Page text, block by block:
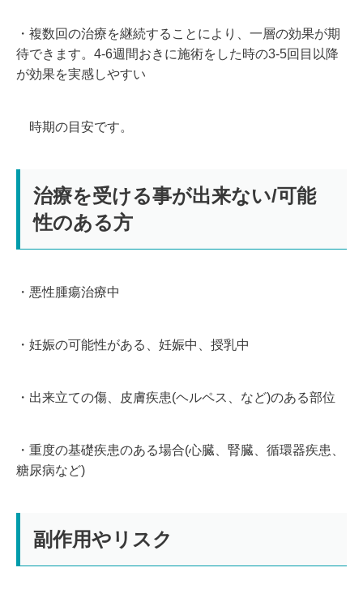
・複数回の治療を継続することにより、一層の効果が期
待できます。4-6週間おきに施術をした時の3-5回目以降
が効果を実感しやすい
時期の目安です。
治療を受ける事が出来ない/可能
性のある方
・悪性腫瘍治療中
・妊娠の可能性がある、妊娠中、授乳中
・出来立ての傷、皮膚疾患(ヘルペス、など)のある部位
・重度の基礎疾患のある場合(心臓、腎臓、循環器疾患、
糖尿病など)
副作用やリスク